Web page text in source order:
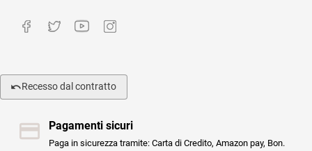
Recesso dal contratto
Pagamenti sicuri
Paga in sicurezza tramite: Carta di Credito, Amazon pay, Bon.